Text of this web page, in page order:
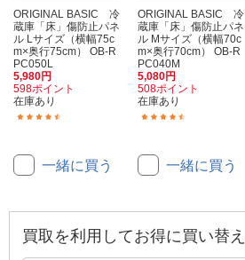
ORIGINAL BASIC 冷
蔵庫「床」傷防止パネ
ル Lサイズ（横幅75c
m×奥行75cm） OB-R
PC050L
5,980円
598ポイント
在庫あり
一緒に買う
ORIGINAL BASIC 冷
蔵庫「床」傷防止パネ
ル Mサイズ（横幅70c
m×奥行70cm） OB-R
PC040M
5,080円
508ポイント
在庫あり
一緒に買う
買取を利用してお得に買い替え